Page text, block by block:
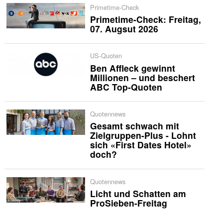
Primetime-Check
Primetime-Check: Freitag,
07. Augsut 2026
US-Quoten
Ben Affleck gewinnt
Millionen – und beschert
ABC Top-Quoten
Quotennews
Gesamt schwach mit
Zielgruppen-Plus - Lohnt
sich «First Dates Hotel»
doch?
Quotennews
Licht und Schatten am
ProSieben-Freitag